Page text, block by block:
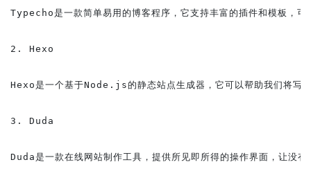
Typecho是一款简单易用的博客程序，它支持丰富的插件和模板，
2. Hexo
Hexo是一个基于Node.js的静态站点生成器，它可以帮助我们将写
3. Duda
Duda是一款在线网站制作工具，提供所见即所得的操作界面，让没